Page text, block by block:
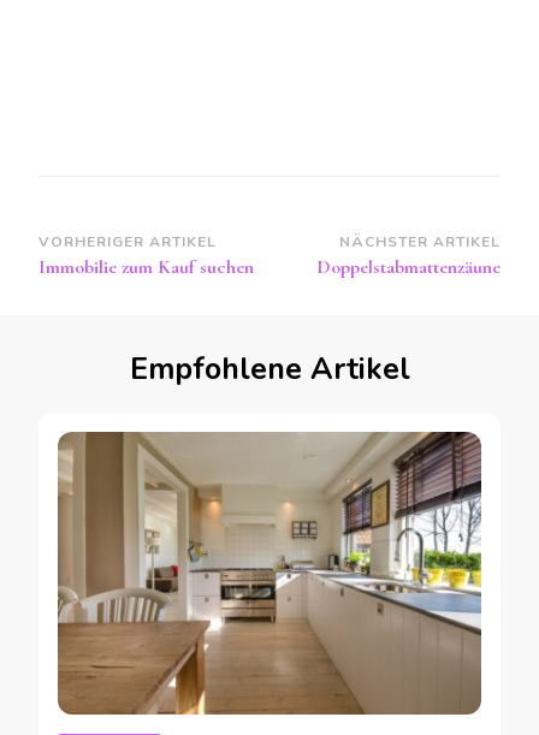
Beitragsnavigation
VORHERIGER ARTIKEL
Immobilie zum Kauf suchen
NÄCHSTER ARTIKEL
Doppelstabmattenzäune
Empfohlene Artikel